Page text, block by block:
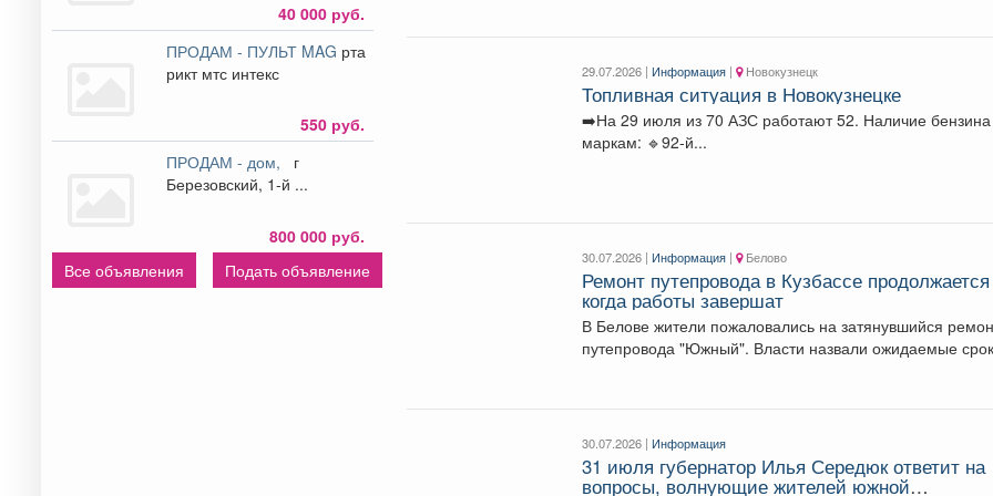
40 000 руб.
ПРОДАМ - ПУЛЬТ MAG рта
рикт мтс интекс
550 руб.
ПРОДАМ - дом,
г
Березовский, 1-й ...
800 000 руб.
Все объявления
Подать объявление
29.07.2026 | Информация | Новокузнецк
Топливная ситуация в Новокузнецке
➡️На 29 июля из 70 АЗС работают 52. Наличие бензина по
маркам: 🔹92-й...
30.07.2026 | Информация | Белово
Ремонт путепровода в Кузбассе
когда работы завершат
В Белове жители пожаловались на затянувшийся
путепровода "Южный". Власти назвали ожидаемые
30.07.2026 | Информация
31 июля губернатор Илья Середюк ответит на
вопросы, волнующие жителей южной